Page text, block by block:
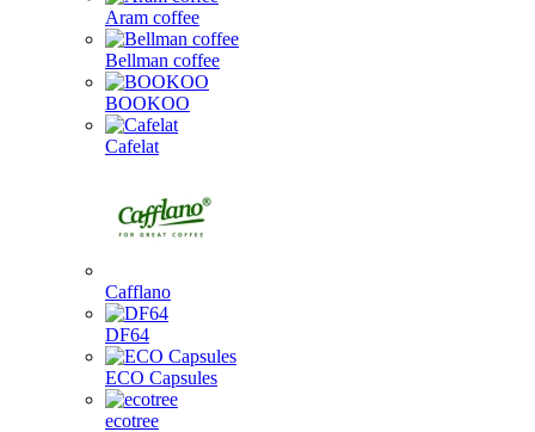
Aram coffee
Bellman coffee
BOOKOO
Cafelat
Cafflano
DF64
ECO Capsules
ecotree